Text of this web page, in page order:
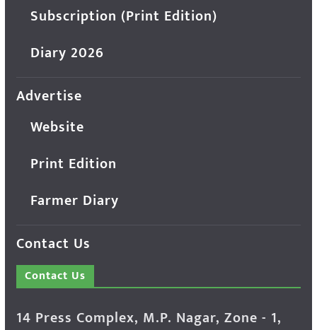
Subscription (Print Edition)
Diary 2026
Advertise
Website
Print Edition
Farmer Diary
Contact Us
Contact Us
14 Press Complex, M.P. Nagar, Zone - 1,